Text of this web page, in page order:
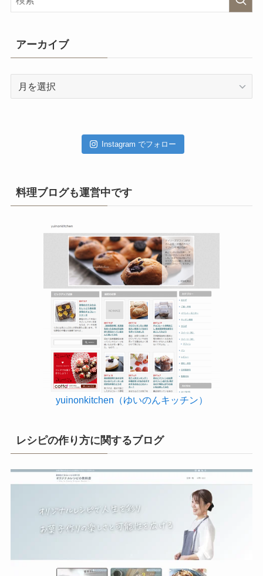
アーカイブ
Instagram でフォロー
料理ブログも運営中です
yuinonkitchen（ゆいのんキッチン）
レシピの作り方に関するブログ